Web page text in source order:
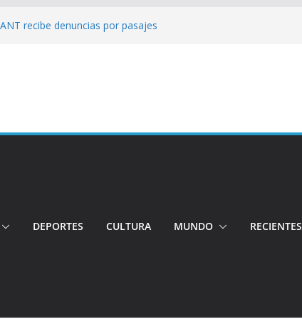
recibe denuncias por pasajes
Dos jóvenes quiteños desaparecen
irregulares fueron detectados en el
DEPORTES CULTURA MUNDO RECIENTES